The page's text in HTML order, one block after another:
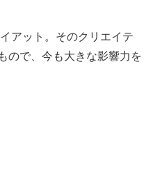
アット。そのクリエイテ
ので、今も大きな影響力を